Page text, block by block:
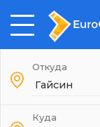
Откуда
Куда